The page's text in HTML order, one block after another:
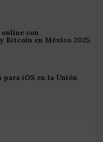
online con
Bitcoin en México 2025
iOS en la Unión